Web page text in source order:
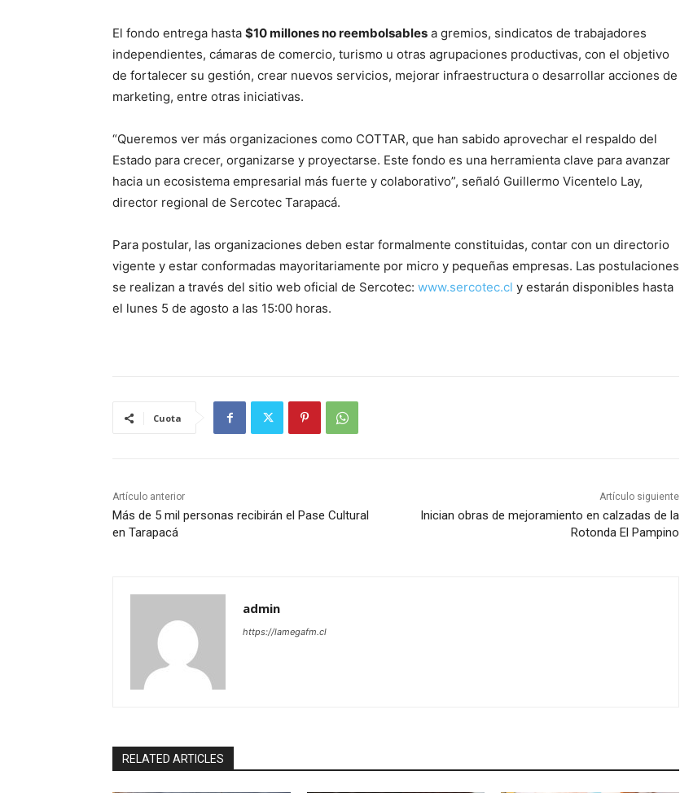
El fondo entrega hasta $10 millones no reembolsables a gremios, sindicatos de trabajadores
independientes, cámaras de comercio, turismo u otras agrupaciones productivas, con el objetivo
de fortalecer su gestión, crear nuevos servicios, mejorar infraestructura o desarrollar acciones de
marketing, entre otras iniciativas.
“Queremos ver más organizaciones como COTTAR, que han sabido aprovechar el respaldo del
Estado para crecer, organizarse y proyectarse. Este fondo es una herramienta clave para avanzar
hacia un ecosistema empresarial más fuerte y colaborativo”, señaló Guillermo Vicentelo Lay,
director regional de Sercotec Tarapacá.
Para postular, las organizaciones deben estar formalmente constituidas, contar con un directorio
vigente y estar conformadas mayoritariamente por micro y pequeñas empresas. Las postulaciones
se realizan a través del sitio web oficial de Sercotec: www.sercotec.cl y estarán disponibles hasta
el lunes 5 de agosto a las 15:00 horas.
Cuota
Artículo anterior
Más de 5 mil personas recibirán el Pase Cultural
en Tarapacá
Artículo siguiente
Inician obras de mejoramiento en calzadas de la
Rotonda El Pampino
admin
https://lamegafm.cl
RELATED ARTICLES